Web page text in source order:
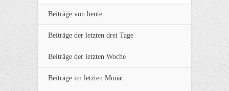
Beiträge von heute
Beiträge der letzten drei Tage
Beiträge der letzten Woche
Beiträge im letzten Monat